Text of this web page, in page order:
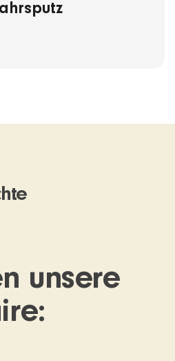
unsere